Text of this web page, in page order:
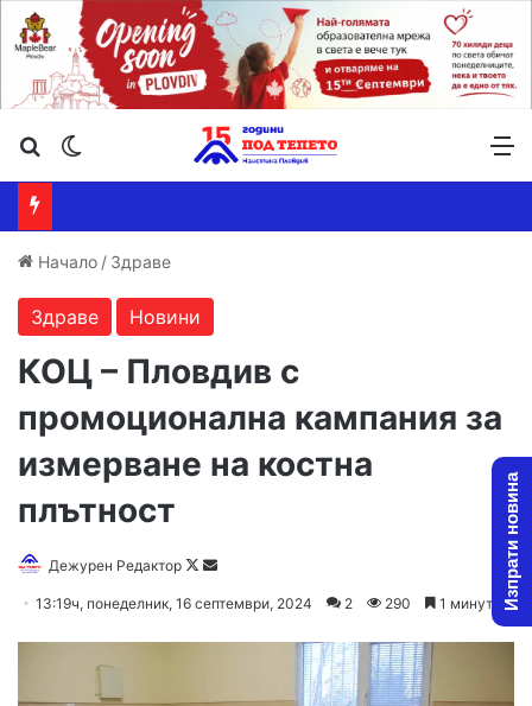
Търсене ...
Начало / Здраве
Здраве Новини
КОЦ – Пловдив с
промоционална кампания за
измерване на костна
плътност
Дежурен Редактор
Follow
Send
13:19ч, понеделник, 16 септември, 2024 2 290 1 минута Изпрати новина